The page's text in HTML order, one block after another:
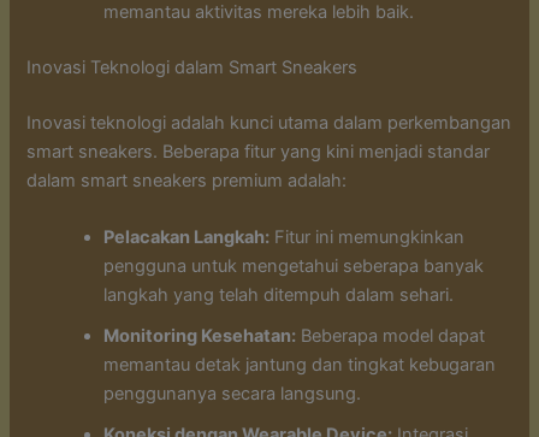
memantau aktivitas mereka lebih baik.
Inovasi Teknologi dalam Smart Sneakers
Inovasi teknologi adalah kunci utama dalam perkembangan
smart sneakers. Beberapa fitur yang kini menjadi standar
dalam smart sneakers premium adalah:
Pelacakan Langkah: Fitur ini memungkinkan
pengguna untuk mengetahui seberapa banyak
langkah yang telah ditempuh dalam sehari.
Monitoring Kesehatan: Beberapa model dapat
memantau detak jantung dan tingkat kebugaran
penggunanya secara langsung.